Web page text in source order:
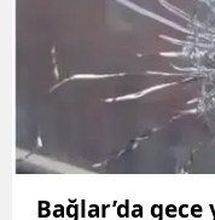
Bağlar’da